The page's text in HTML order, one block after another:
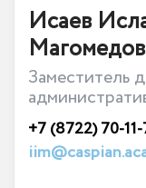
Исаев
Заместитель
+7 (8722) 70-